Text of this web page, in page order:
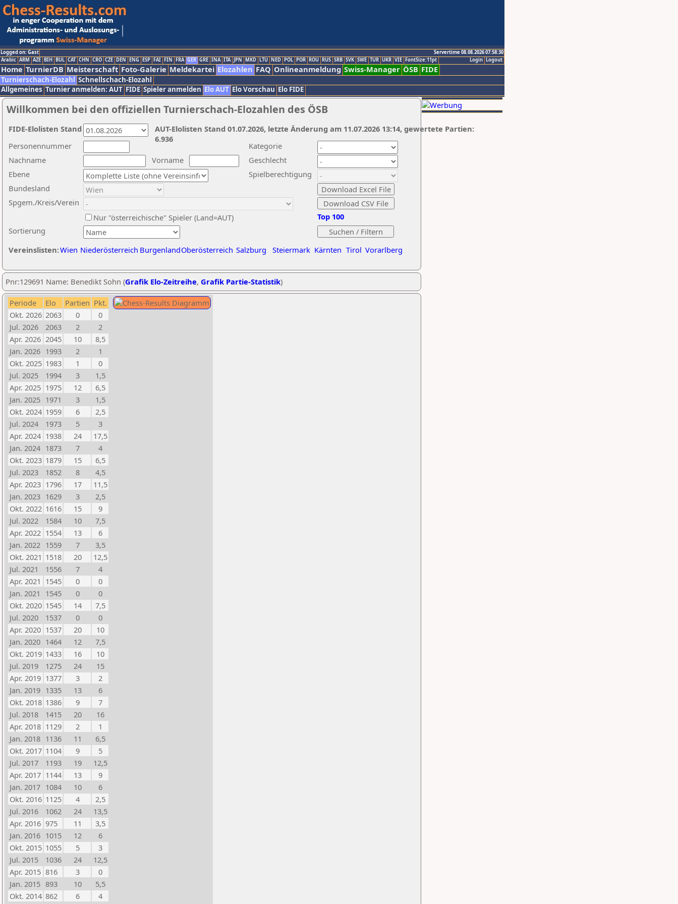
Logged on: Gast
Servertime 08.08.2026 07:58:30
Logout
Login
Arabic ARM AZE BIH BUL CAT CHN CRO CZE DEN ENG ESP FAI FIN FRA GER GRE INA ITA JPN MKD LTU NED POL POR ROU RUS SRB SVK SWE TUR UKR VIE FontSize:11pt
Home TurnierDB Meisterschaft Foto-Galerie Meldekartei Elozahlen FAQ Onlineanmeldung Swiss-Manager ÖSB FIDE
Turnierschach-Elozahl Schnellschach-Elozahl
Allgemeines Turnier anmelden: AUT FIDE Spieler anmelden Elo AUT Elo Vorschau Elo FIDE
Willkommen bei den offiziellen Turnierschach-Elozahlen des ÖSB
Nachname
Vorname
Ebene
Kategorie
Sortierung
Personennummer
Bundesland
Spgem./Kreis/Verein
Geschlecht
Nur "österreichische" Spieler (Land=AUT)
Spielberechtigung
Vereinslisten:Wien Niederösterreich BurgenlandOberösterreich Salzburg Steiermark Kärnten Tirol Vorarlberg
Top 100
AUT-Elolisten Stand 01.07.2026, letzte Änderung am 11.07.2026 13:14, gewertete Partien:
6.936
FIDE-Elolisten Stand
Pnr:129691 Name: Benedikt Sohn (Grafik Elo-Zeitreihe, Grafik Partie-Statistik)
Periode Elo Partien Pkt.
Okt. 2026 2063 0
0
Jul. 2026
2063 2
2
Apr. 2026 2045 10
8,5
Jan. 2026 1993 2
1
Okt. 2025 1983 1
0
Jul. 2025
1994 3
1,5
Apr. 2025 1975 12
6,5
Jan. 2025 1971 3
1,5
Okt. 2024 1959 6
2,5
Jul. 2024
1973 5
3
Apr. 2024 1938 24
17,5
Jan. 2024 1873 7
4
Okt. 2023 1879 15
6,5
Jul. 2023
1852 8
4,5
Apr. 2023 1796 17
11,5
Jan. 2023 1629 3
2,5
Okt. 2022 1616 15
9
Jul. 2022
1584 10
7,5
Apr. 2022 1554 13
6
Jan. 2022 1559 7
3,5
Okt. 2021 1518 20
12,5
Jul. 2021
1556 7
4
Apr. 2021 1545 0
0
Jan. 2021
1545 0
0
Okt. 2020 1545 14
7,5
Jul. 2020
1537 0
0
Apr. 2020 1537 20
10
Jan. 2020 1464 12
7,5
Okt. 2019 1433 16
10
Jul. 2019
1275 24
15
Apr. 2019 1377 3
2
Jan. 2019 1335 13
6
Okt. 2018 1386 9
7
Jul. 2018
1415 20
16
Apr. 2018 1129 2
1
Jan. 2018 1136 11
6,5
Okt. 2017 1104 9
5
Jul. 2017
1193 19
12,5
Apr. 2017 1144 13
9
Jan. 2017 1084 10
6
Okt. 2016 1125 4
2,5
Jul. 2016
1062 24
13,5
Apr. 2016 975 11
3,5
Jan. 2016 1015 12
6
Okt. 2015 1055 5
3
Jul. 2015
1036 24
12,5
Apr. 2015 816 3
0
Jan. 2015 893 10
5,5
Okt. 2014 862 6
4